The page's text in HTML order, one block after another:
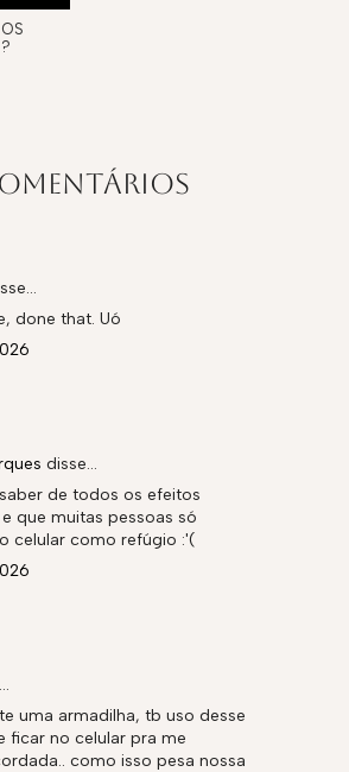
done that. Uó
disse…
de todos os efeitos
que muitas pessoas só
celular como refúgio :'(
uma armadilha, tb uso desse
ficar no celular pra me
como isso pesa nossa